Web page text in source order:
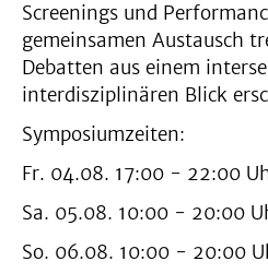
Screenings und
gemeinsamen Austausch
Debatten aus einem
interdisziplinären Blick
Symposiumzeiten:
Fr. 04.08. 17:00 - 22:00
Sa. 05.08. 10:00 - 20:00
So. 06.08. 10:00 - 20:00